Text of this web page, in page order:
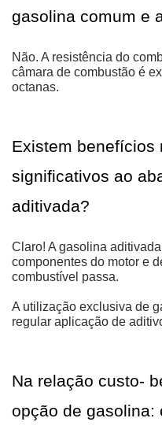
gasolina comum e
Não. A resistência do
câmara de combustão é
octanas.
Existem benefícios
significativos ao
aditivada?
Claro! A gasolina
componentes do motor e
combustível passa.
A utilização exclusiva de
regular aplicação de
Na relação custo-
opção de gasolina: